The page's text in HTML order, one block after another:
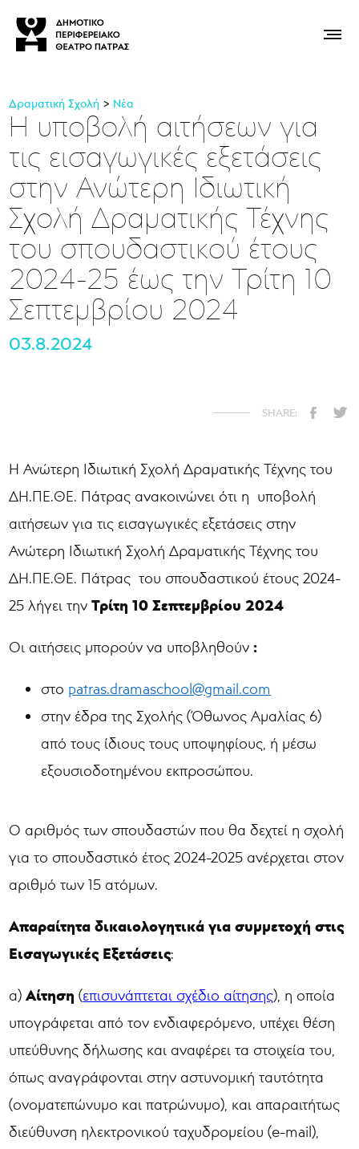
Δραματική Σχολή Νέα
Η υποβολή αιτήσεων για
τις εισαγωγικές εξετάσεις
στην Ανώτερη Ιδιωτική
Σχολή Δραματικής Τέχνης
του σπουδαστικού έτους
2024-25 έως την Τρίτη 10
Σεπτεμβρίου 2024
03.8.2024
Η Ανώτερη Ιδιωτική Σχολή Δραματικής Τέχνης του
ΔΗ.ΠΕ.ΘΕ. Πάτρας ανακοινώνει ότι η υποβολή
αιτήσεων για τις εισαγωγικές εξετάσεις στην
Ανώτερη Ιδιωτική Σχολή Δραματικής Τέχνης του
ΔΗ.ΠΕ.ΘΕ. Πάτρας του σπουδαστικού έτους 2024-
25 λήγει τηνΤρίτη 10 Σεπτεμβρίου 2024
Οι αιτήσεις μπορούν να υποβληθούν:
στο patras.dramaschool@gmail.com
στην έδρα της Σχολής (Όθωνος Αμαλίας 6)
από τους ίδιους τους υποψηφίους, ή μέσω
εξουσιοδοτημένου εκπροσώπου.
Ο αριθμός των σπουδαστών που θα δεχτεί η σχολή
για το σπουδαστικό έτος 2024-2025 ανέρχεται στον
αριθμό των 15 ατόμων.
Απαραίτητα δικαιολογητικά για συμμετοχή στις
Εισαγωγικές Εξετάσεις:
α)Αίτηση (επισυνάπτεται σχέδιο αίτησης), η οποία
υπογράφεται από τον ενδιαφερόμενο, υπέχει θέση
υπεύθυνης δήλωσης και αναφέρει τα στοιχεία του,
όπως αναγράφονται στην αστυνομική ταυτότητα
(ονοματεπώνυμο και πατρώνυμο), και απαραιτήτως
διεύθυνση ηλεκτρονικού ταχυδρομείου (e-mail),